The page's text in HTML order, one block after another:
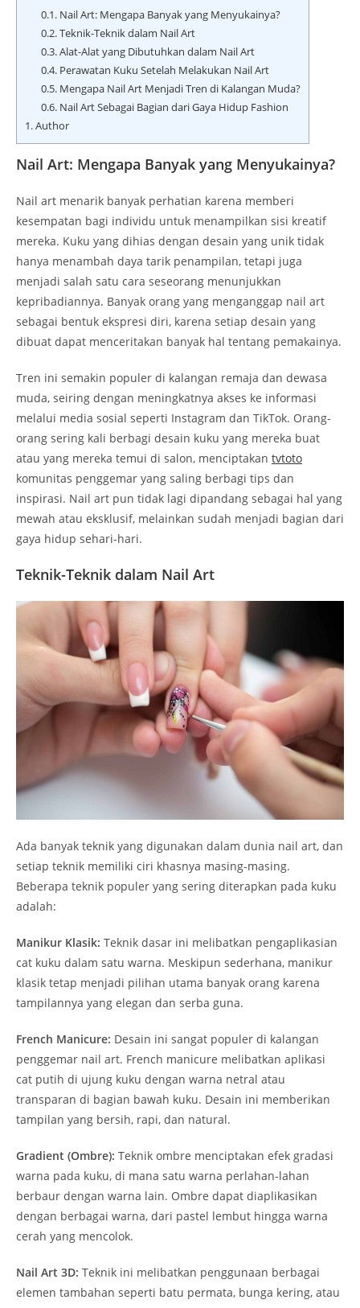
0.1.Nail Art: Mengapa Banyak yang Menyukainya?
0.2.Teknik-Teknik dalam Nail Art
0.3.Alat-Alat yang Dibutuhkan dalam Nail Art
0.4.Perawatan Kuku Setelah Melakukan Nail Art
0.5.Mengapa Nail Art Menjadi Tren di Kalangan Muda?
0.6.Nail Art Sebagai Bagian dari Gaya Hidup Fashion
1.Author
Nail Art: Mengapa Banyak yang Menyukainya?
Nail art menarik banyak perhatian karena memberi
kesempatan bagi individu untuk menampilkan sisi kreatif
mereka. Kuku yang dihias dengan desain yang unik tidak
hanya menambah daya tarik penampilan, tetapi juga
menjadi salah satu cara seseorang menunjukkan
kepribadiannya. Banyak orang yang menganggap nail art
sebagai bentuk ekspresi diri, karena setiap desain yang
dibuat dapat menceritakan banyak hal tentang pemakainya.
Tren ini semakin populer di kalangan remaja dan dewasa
muda, seiring dengan meningkatnya akses ke informasi
melalui media sosial seperti Instagram dan TikTok. Orang-
orang sering kali berbagi desain kuku yang mereka buat
atau yang mereka temui di salon, menciptakan tvtoto
komunitas penggemar yang saling berbagi tips dan
inspirasi. Nail art pun tidak lagi dipandang sebagai hal yang
mewah atau eksklusif, melainkan sudah menjadi bagian dari
gaya hidup sehari-hari.
Teknik-Teknik dalam Nail Art
Ada banyak teknik yang digunakan dalam dunia nail art, dan
setiap teknik memiliki ciri khasnya masing-masing.
Beberapa teknik populer yang sering diterapkan pada kuku
adalah:
Manikur Klasik: Teknik dasar ini melibatkan pengaplikasian
cat kuku dalam satu warna. Meskipun sederhana, manikur
klasik tetap menjadi pilihan utama banyak orang karena
tampilannya yang elegan dan serba guna.
French Manicure: Desain ini sangat populer di kalangan
penggemar nail art. French manicure melibatkan aplikasi
cat putih di ujung kuku dengan warna netral atau
transparan di bagian bawah kuku. Desain ini memberikan
tampilan yang bersih, rapi, dan natural.
Gradient (Ombre): Teknik ombre menciptakan efek gradasi
warna pada kuku, di mana satu warna perlahan-lahan
berbaur dengan warna lain. Ombre dapat diaplikasikan
dengan berbagai warna, dari pastel lembut hingga warna
cerah yang mencolok.
Nail Art 3D: Teknik ini melibatkan penggunaan berbagai
elemen tambahan seperti batu permata, bunga kering, atau